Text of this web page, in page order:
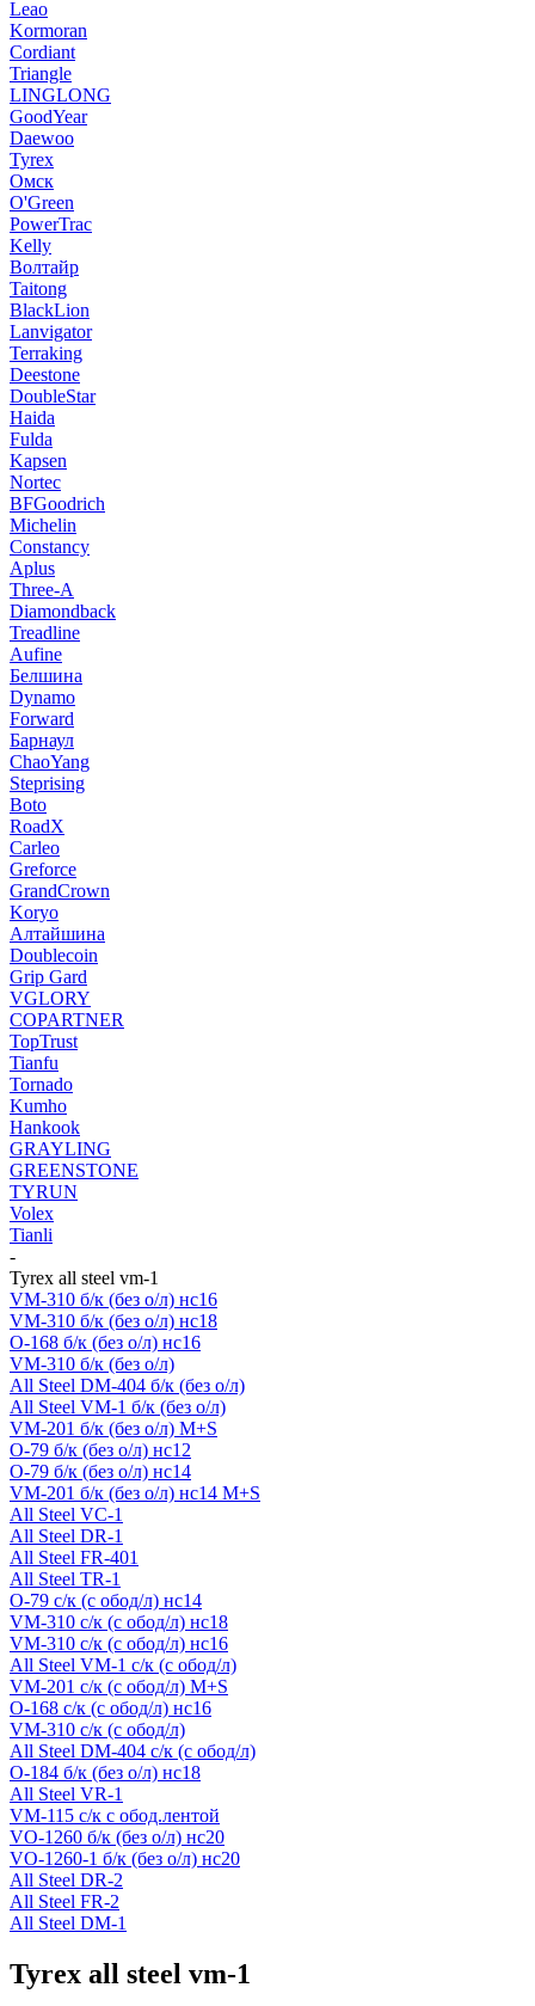
Leao
Kormoran
Cordiant
Triangle
LINGLONG
GoodYear
Daewoo
Tyrex
Омск
O'Green
PowerTrac
Kelly
Волтайр
Taitong
BlackLion
Lanvigator
Terraking
Deestone
DoubleStar
Haida
Fulda
Kapsen
Nortec
BFGoodrich
Michelin
Constancy
Aplus
Three-A
Diamondback
Treadline
Aufine
Белшина
Dynamo
Forward
Барнаул
ChaoYang
Steprising
Boto
RoadX
Carleo
Greforce
GrandCrown
Koryo
Алтайшина
Doublecoin
Grip Gard
VGLORY
COPARTNER
TopTrust
Tianfu
Tornado
Kumho
Hankook
GRAYLING
GREENSTONE
TYRUN
Volex
Tianli
-
Tyrex all steel vm-1
VM-310 б/к (без о/л) нс16
VM-310 б/к (без о/л) нс18
O-168 б/к (без о/л) нс16
VM-310 б/к (без о/л)
All Steel DM-404 б/к (без о/л)
All Steel VM-1 б/к (без о/л)
VM-201 б/к (без о/л) M+S
O-79 б/к (без о/л) нс12
O-79 б/к (без о/л) нс14
VM-201 б/к (без о/л) нс14 M+S
All Steel VC-1
All Steel DR-1
All Steel FR-401
All Steel TR-1
O-79 с/к (с обод/л) нс14
VM-310 с/к (с обод/л) нс18
VM-310 c/к (с обод/л) нс16
All Steel VM-1 с/к (с обод/л)
VM-201 с/к (с обод/л) M+S
O-168 с/к (с обод/л) нс16
VM-310 с/к (с обод/л)
All Steel DM-404 с/к (с обод/л)
O-184 б/к (без о/л) нс18
All Steel VR-1
VM-115 с/к с обод.лентой
VO-1260 б/к (без о/л) нс20
VO-1260-1 б/к (без о/л) нс20
All Steel DR-2
All Steel FR-2
All Steel DM-1
Tyrex all steel vm-1